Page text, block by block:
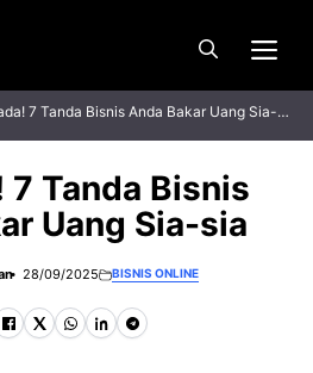
7 Tanda Bisnis Anda Bakar Uang Sia-
7 Tanda Bisnis
Uang Sia-sia
28/09/2025 BISNIS ONLINE